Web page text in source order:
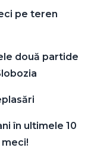
pe teren
două partide
în ultimele 10